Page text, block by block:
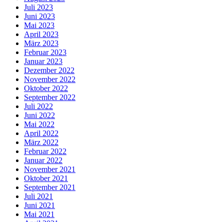
Juli 2023
Juni 2023
Mai 2023
April 2023
März 2023
Februar 2023
Januar 2023
Dezember 2022
November 2022
Oktober 2022
September 2022
Juli 2022
Juni 2022
Mai 2022
April 2022
März 2022
Februar 2022
Januar 2022
November 2021
Oktober 2021
September 2021
Juli 2021
Juni 2021
Mai 2021